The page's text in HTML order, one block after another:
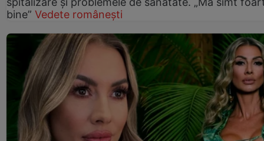
bine” Vedete românești